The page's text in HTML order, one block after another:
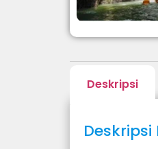
Deskripsi